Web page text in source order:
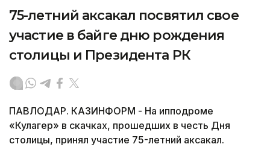
75-летний аксакал посвятил свое
участие в байге дню рождения
столицы и Президента РК
ПАВЛОДАР. КАЗИНФОРМ - На ипподроме
«Кулагер» в скачках, прошедших в честь Дня
столицы, принял участие 75-летний аксакал.